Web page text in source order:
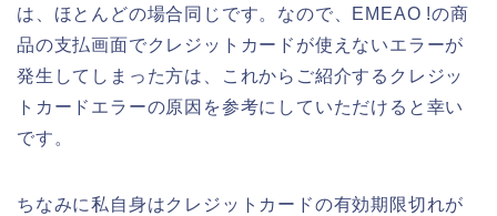
は、ほとんどの場合同じです。なので、EMEAO !の商
品の支払画面でクレジットカードが使えないエラーが
発生してしまった方は、これからご紹介するクレジッ
トカードエラーの原因を参考にしていただけると幸い
です。
ちなみに私自身はクレジットカードの有効期限切れが